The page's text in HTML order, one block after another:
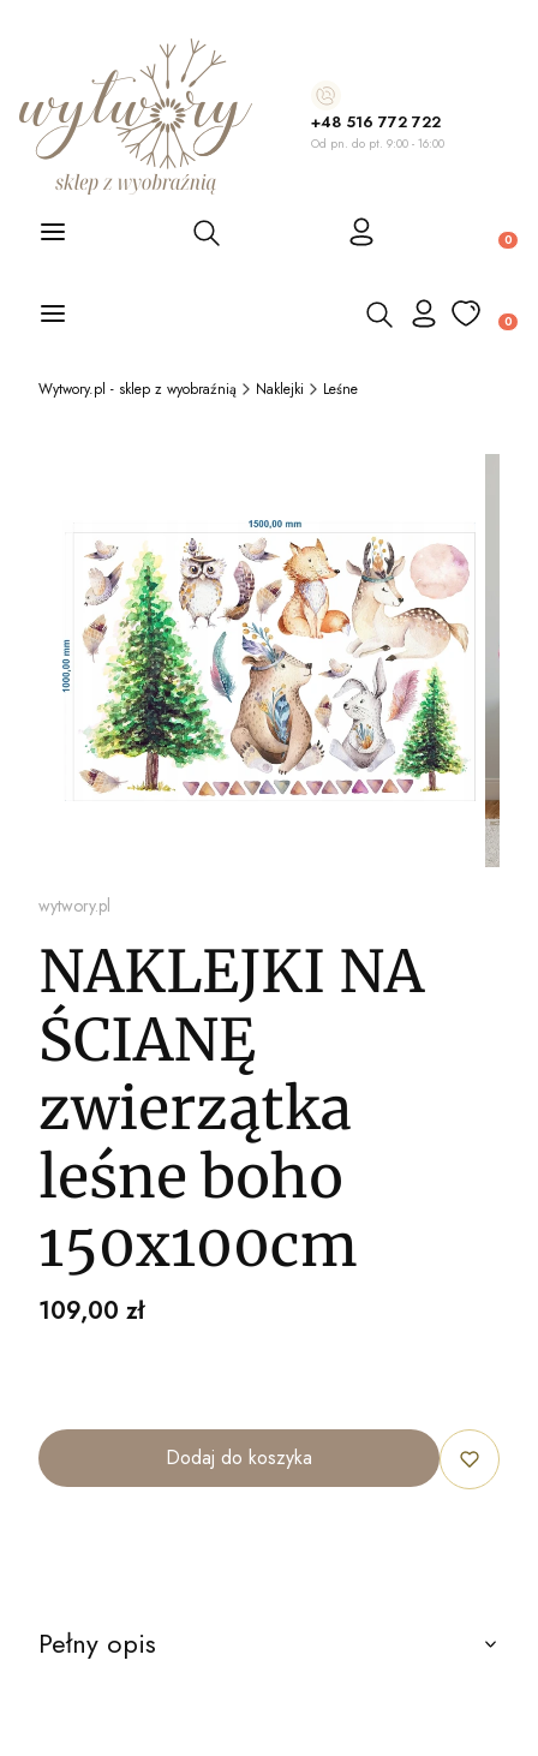
+48 516 772 722
Od pn. do pt. 9:00 - 16:00
Otwórz wyszukiwarkę
Otwórz wyszukiwarkę
Wytwory.pl - sklep z wyobraźnią Naklejki Leśne
wytwory.pl
NAKLEJKI NA
ŚCIANĘ
zwierzątka
leśne boho
150x100cm
Cena
109,00 zł
Dodaj do koszyka
Pełny opis